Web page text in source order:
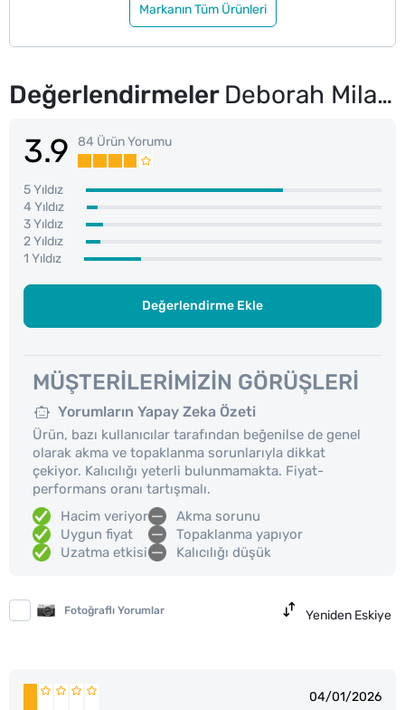
Markanın Tüm Ürünleri
Değerlendirmeler Deborah Milano Extraordinary 5in1 Maskara Siyah
3.9 84 Ürün Yorumu
5 Yıldız
4 Yıldız
3 Yıldız
2 Yıldız
1 Yıldız
Değerlendirme Ekle
MÜŞTERILERIMIZIN GÖRÜŞLERI
Yorumların Yapay Zeka Özeti
Ürün, bazı kullanıcılar tarafından beğenilse de genel
olarak akma ve topaklanma sorunlarıyla dikkat
çekiyor. Kalıcılığı yeterli bulunmamakta. Fiyat-
performans oranı tartışmalı.
Hacim veriyor
Uygun fiyat
Uzatma etkisi
Akma sorunu
Topaklanma yapıyor
Kalıcılığı düşük
Fotoğraflı Yorumlar Yeniden Eskiye
04/01/2026